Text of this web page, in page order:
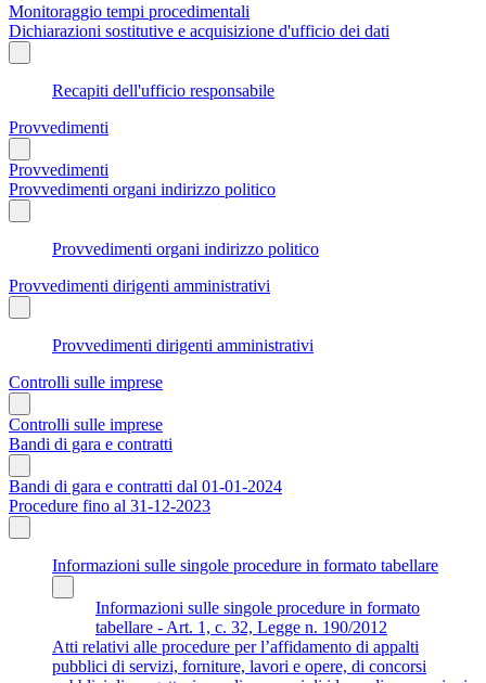
Monitoraggio tempi procedimentali
Dichiarazioni sostitutive e acquisizione d'ufficio dei dati
Recapiti dell'ufficio responsabile
Provvedimenti
Provvedimenti
Provvedimenti organi indirizzo politico
Provvedimenti organi indirizzo politico
Provvedimenti dirigenti amministrativi
Provvedimenti dirigenti amministrativi
Controlli sulle imprese
Controlli sulle imprese
Bandi di gara e contratti
Bandi di gara e contratti dal 01-01-2024
Procedure fino al 31-12-2023
Informazioni sulle singole procedure in formato tabellare
Informazioni sulle singole procedure in formato
tabellare - Art. 1, c. 32, Legge n. 190/2012
Atti relativi alle procedure per l’affidamento di appalti
pubblici di servizi, forniture, lavori e opere, di concorsi